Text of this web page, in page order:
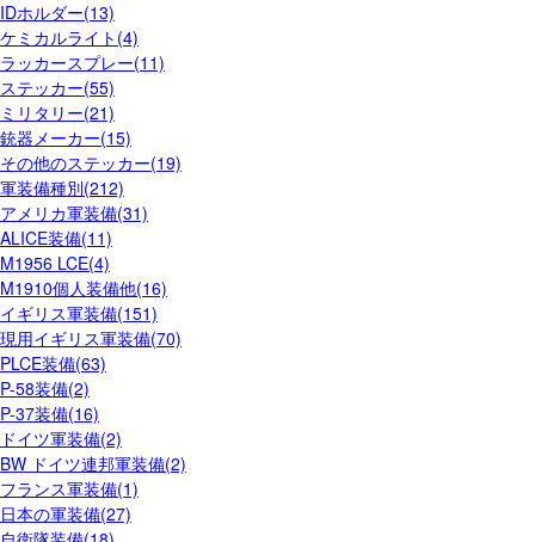
IDホルダー(13)
ケミカルライト(4)
ラッカースプレー(11)
ステッカー(55)
ミリタリー(21)
銃器メーカー(15)
その他のステッカー(19)
軍装備種別(212)
アメリカ軍装備(31)
ALICE装備(11)
M1956 LCE(4)
M1910個人装備他(16)
イギリス軍装備(151)
現用イギリス軍装備(70)
PLCE装備(63)
P-58装備(2)
P-37装備(16)
ドイツ軍装備(2)
BW ドイツ連邦軍装備(2)
フランス軍装備(1)
日本の軍装備(27)